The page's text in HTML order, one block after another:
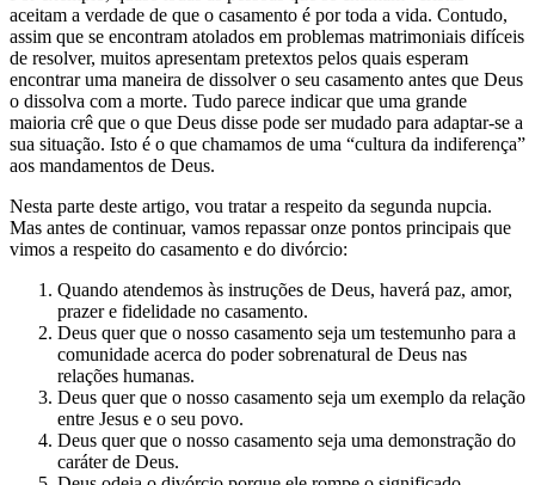
aceitam a verdade de que o casamento é por toda a vida. Contudo,
assim que se encontram atolados em problemas matrimoniais difíceis
de resolver, muitos apresentam pretextos pelos quais esperam
encontrar uma maneira de dissolver o seu casamento antes que Deus
o dissolva com a morte. Tudo parece indicar que uma grande
maioria crê que o que Deus disse pode ser mudado para adaptar-se a
sua situação. Isto é o que chamamos de uma “cultura da indiferença”
aos mandamentos de Deus.
Nesta parte deste artigo, vou tratar a respeito da segunda nupcia.
Mas antes de continuar, vamos repassar onze pontos principais que
vimos a respeito do casamento e do divórcio:
Quando atendemos às instruções de Deus, haverá paz, amor,
prazer e fidelidade no casamento.
Deus quer que o nosso casamento seja um testemunho para a
comunidade acerca do poder sobrenatural de Deus nas
relações humanas.
Deus quer que o nosso casamento seja um exemplo da relação
entre Jesus e o seu povo.
Deus quer que o nosso casamento seja uma demonstração do
caráter de Deus.